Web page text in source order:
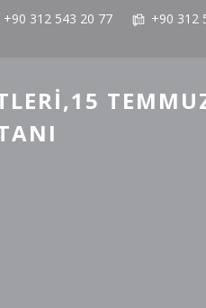
+90 312 543 20 77
+90 312